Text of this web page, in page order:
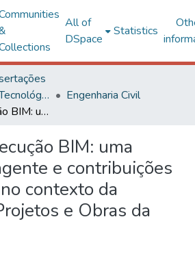
All of
DSpace
Statistics
Ciências Exatas e Tecnológicas
Engenharia Civil
Planos de execução BIM: uma revisão abrangente e contribuições à elaboração no contexto da Diretoria de Projetos e Obras da UFV
BIM: uma
e contribuições
contexto da
e Obras da